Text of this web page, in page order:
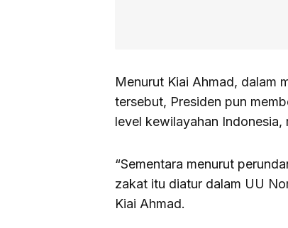
Menurut Kiai Ahmad, dalam
tersebut, Presiden pun
level kewilayahan
“Sementara menurut
zakat itu diatur dalam UU
Kiai Ahmad.